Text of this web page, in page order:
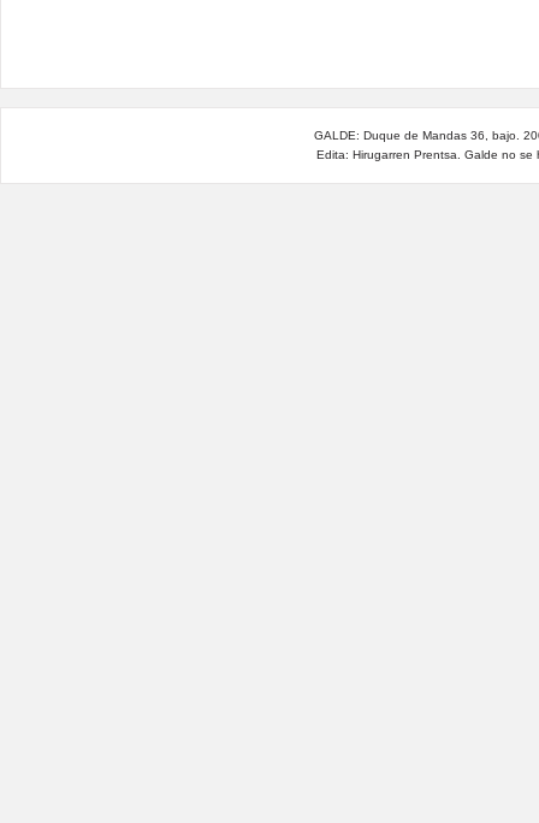
GALDE: Duque de Mandas 36, bajo.
Edita: Hirugarren Prentsa. Galde no